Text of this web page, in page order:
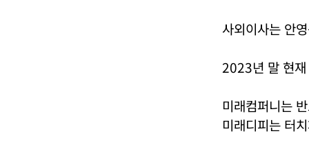
사외이사는 안
2023년 말 현재
미래컴퍼니는
미래디피는 터